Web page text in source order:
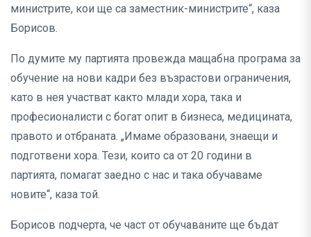
министрите, кои ще са заместник-министрите“, каза
Борисов.
По думите му партията провежда мащабна програма за
обучение на нови кадри без възрастови ограничения,
като в нея участват както млади хора, така и
професионалисти с богат опит в бизнеса, медицината,
правото и отбраната. „Имаме образовани, знаещи и
подготвени хора. Тези, които са от 20 години в
партията, помагат заедно с нас и така обучаваме
новите“, каза той.
Борисов подчерта, че част от обучаваните ще бъдат